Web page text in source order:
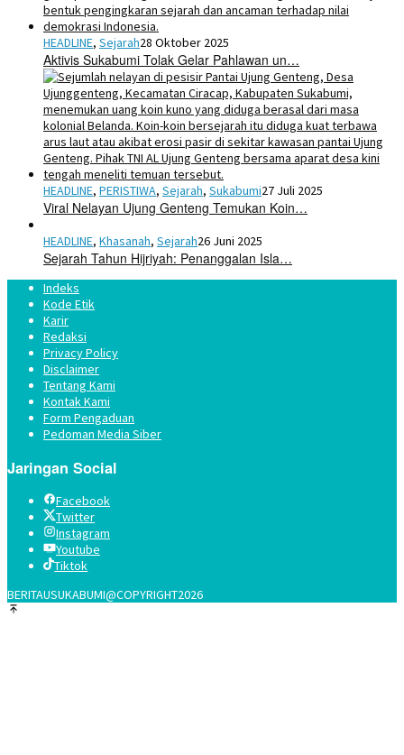
HEADLINE, Sejarah28 Oktober 2025
Aktivis Sukabumi Tolak Gelar Pahlawan un…
HEADLINE, PERISTIWA, Sejarah, Sukabumi27 Juli 2025
Viral Nelayan Ujung Genteng Temukan Koin…
HEADLINE, Khasanah, Sejarah26 Juni 2025
Sejarah Tahun Hijriyah: Penanggalan Isla…
Indeks
Kode Etik
Karir
Redaksi
Privacy Policy
Disclaimer
Tentang Kami
Kontak Kami
Form Pengaduan
Pedoman Media Siber
Jaringan Social
Facebook
Twitter
Instagram
Youtube
Tiktok
BERITAUSUKABUMI@COPYRIGHT2026